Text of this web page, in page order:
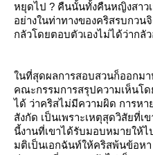
หยุดไป ? คืนนั้นทั้งคืนหญิงสาว
อย่างในท่าทางของคริสรบกวน
กลัวโดยตอบตัวเองไม่ได้ว่ากลัว
นที่สุดผลการสอบสวนก็ออกม
คณะกรรมการสรุปความเห็นโ
ได้ ว่าคริสไม่มีความผิด การห
สังกัด เป็นเพราะเหตุสุดวิสัยที่
นี้งานที่เขาได้รับมอบหมายให้
มติเป็นเอกฉันท์ให้คริสพ้นข้อหา